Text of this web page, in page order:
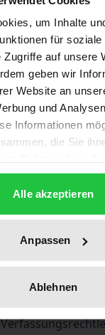
um Inhalte
für soziale
Zugriffe auf unsere
geben wir
Website an
und
Informationen
die Sie
Alle akzeptieren
Anpassen
Ablehnen
eine
bei der
Impulse für die
gehen
politischer und
haben zu
weist im Rahmen
liegen, auf
und
die Rezeption
welche